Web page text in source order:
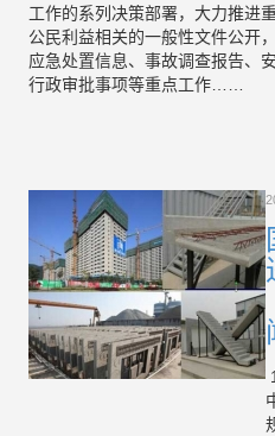
工作的系列决策部署，大力推进
公民利益相关的一般性文件公开
应急处置信息、事故调查报告、
行政审批事项等重点工作……